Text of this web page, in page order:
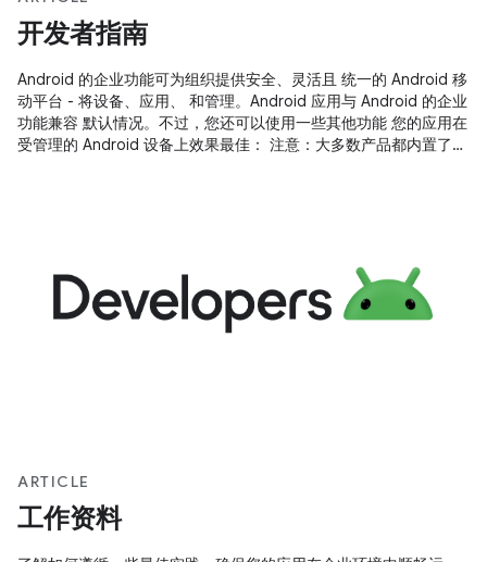
开发者指南
Android 的企业功能可为组织提供安全、灵活且 统一的 Android 移
动平台 - 将设备、应用、 和管理。Android 应用与 Android 的企业
功能兼容 默认情况。不过，您还可以使用一些其他功能 您的应用在
受管理的 Android 设备上效果最佳： 注意：大多数产品都内置了
ARTICLE
工作资料